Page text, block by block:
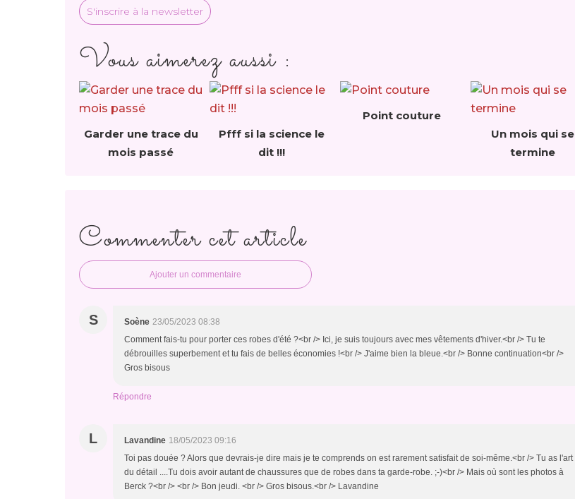
S'inscrire à la newsletter
Vous aimerez aussi :
Garder une trace du
mois passé
Pfff si la science le
dit !!!
Point couture
Un mois qui se
termine
Commenter cet article
Ajouter un commentaire
S Soène 23/05/2023 08:38
Comment fais-tu pour porter ces robes d'été ?<br /> Ici, je suis toujours avec mes vêtements d'hiver.<br /> Tu te
débrouilles superbement et tu fais de belles économies !<br /> J'aime bien la bleue.<br /> Bonne continuation<br />
Gros bisous
Répondre
L Lavandine 18/05/2023 09:16
Toi pas douée ? Alors que devrais-je dire mais je te comprends on est rarement satisfait de soi-même.<br /> Tu as l'art
du détail ....Tu dois avoir autant de chaussures que de robes dans ta garde-robe. ;-)<br /> Mais où sont les photos à
Berck ?<br /> <br /> Bon jeudi. <br /> Gros bisous.<br /> Lavandine